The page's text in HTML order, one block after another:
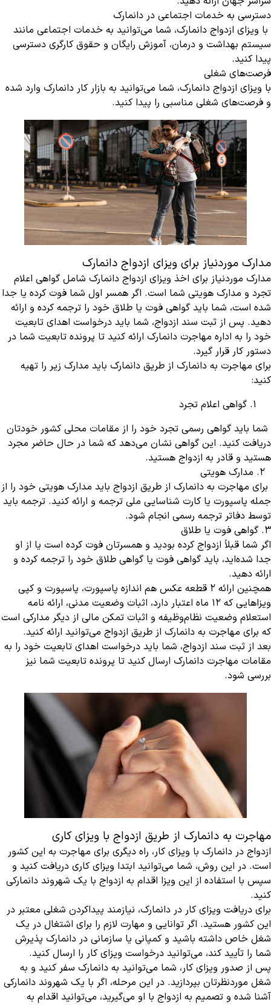
دسترسی به خدمات اجتماعی در دانمارک
با ویزای ازدواج دانمارک، شما می‌توانید به خدمات اجتماعی مانند
سیستم بهداشت و درمان، آموزش رایگان و حقوق کارگری دسترسی
پیدا کنید.
فرصت‌های شغلی
با ویزای ازدواج دانمارک، شما می‌توانید به بازار کار دانمارک وارد شده
و فرصت‌های شغلی مناسبی را پیدا کنید.
مدارک موردنیاز برای ویزای ازدواج دانمارک
مدارک موردنیاز برای اخذ ویزای ازدواج دانمارک شامل گواهی اعلام
تجرد و مدارک هویتی شما است. اگر همسر اول شما فوت کرده یا جدا
شده است، شما باید گواهی فوت یا طلاق خود را ترجمه کرده و ارائه
دهید. پس از ثبت سند ازدواج، شما باید درخواست اهدای تابعیت
خود را به اداره مهاجرت دانمارک ارائه کنید تا پرونده تابعیت شما در
دستور کار قرار گیرد.
برای مهاجرت به دانمارک از طریق دانمارک باید مدارک زیر را تهیه
کنید:
گواهی اعلام تجرد
شما باید گواهی رسمی تجرد خود را از مقامات محلی کشور خودتان
دریافت کنید. این گواهی نشان می‌دهد که شما در حال حاضر مجرد
هستید و قادر به ازدواج هستید.
برای مهاجرت به دانمارک از طریق ازدواج باید مدارک هویتی خود را از
جمله پاسپورت یا کارت شناسایی ملی ترجمه و ارائه کنید. ترجمه باید
توسط دفاتر ترجمه رسمی انجام شود.
3. گواهی فوت یا طلاق
اگر شما قبلاً ازدواج کرده بودید و همسرتان فوت کرده است یا از او
جدا شده‌اید، باید گواهی فوت یا گواهی طلاق خود را ترجمه کرده و
ارائه دهید.
همچنین ارائه 2 قطعه عکس هم اندازه پاسپورت، پاسپورت و کپی
ویزاهایی که 12 ماه اعتبار دارد، اثبات وضعیت مدنی، ارائه نامه
استعلام وضعیت نظام‌وظیفه و اثبات تمکن مالی از دیگر مدارکی است
که برای مهاجرت به دانمارک از طریق ازدواج می‌توانید ارائه کنید.
بعد از ثبت سند ازدواج، شما باید درخواست اهدای تابعیت خود را به
مقامات مهاجرت دانمارک ارسال کنید تا پرونده تابعیت شما نیز
بررسی شود.
مهاجرت به دانمارک از طریق ازدواج با ویزای کاری
ازدواج در دانمارک با ویزای کار، راه دیگری برای مهاجرت به این کشور
است. در این روش، شما می‌توانید ابتدا ویزای کاری دریافت کنید و
سپس با استفاده از این ویزا اقدام به ازدواج با یک شهروند دانمارکی
کنید.
برای دریافت ویزای کار در دانمارک، نیازمند پیداکردن شغلی معتبر در
این کشور هستید. اگر توانایی و مهارت لازم را برای اشتغال در یک
شغل خاص داشته باشید و کمپانی یا سازمانی در دانمارک پذیرش
شما را تأیید کند، می‌توانید درخواست ویزای کار را ارسال کنید.
پس از صدور ویزای کار، شما می‌توانید به دانمارک سفر کنید و به
شغل موردنظرتان بپردازید. در این مرحله، اگر با یک شهروند دانمارکی
آشنا شده و تصمیم به ازدواج با او می‌گیرید، می‌توانید اقدام به